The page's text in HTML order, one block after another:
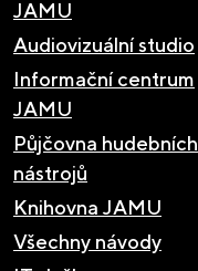
JAMU
Audiovizuální studio
Informační centrum
JAMU
Půjčovna hudebních
nástrojů
Knihovna JAMU
Všechny návody